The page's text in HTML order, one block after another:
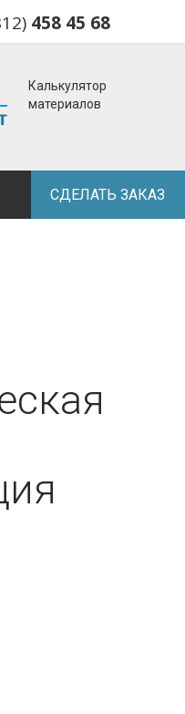
458 45 68
Калькулятор
материалов
СДЕЛАТЬ ЗАКАЗ